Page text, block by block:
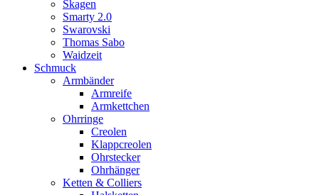
Skagen
Smarty 2.0
Swarovski
Thomas Sabo
Waidzeit
Schmuck
Armbänder
Armreife
Armkettchen
Ohrringe
Creolen
Klappcreolen
Ohrstecker
Ohrhänger
Ketten & Colliers